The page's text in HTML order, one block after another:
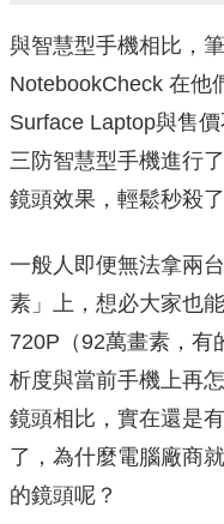
與智慧型手機相比，
NotebookCheck 在他
Surface Laptop與售
三防智慧型手機進行
鏡頭效果，輕鬆秒殺
一般人即便無法拿兩
素」上，想必大家也
720P（92萬畫素，有
析度與當前手機上再
鏡頭相比，實在還是
了，為什麼電腦廠商
的鏡頭呢？